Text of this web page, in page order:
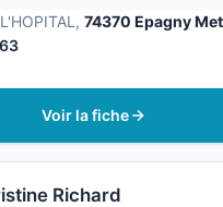
74370 Epagny
Voir la fiche
Richard